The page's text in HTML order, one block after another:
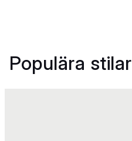
Populära stilar